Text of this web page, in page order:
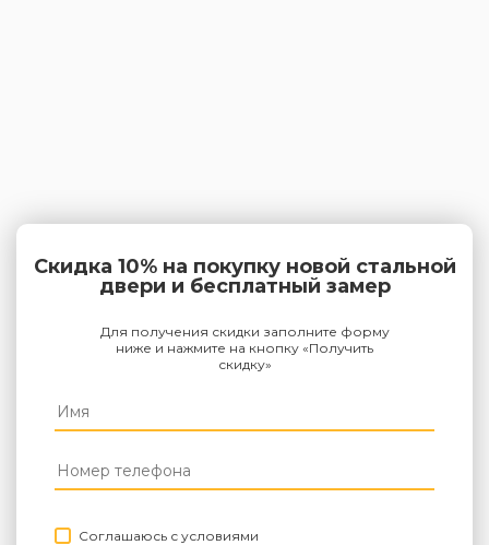
Скидка 10% на покупку новой стальной
двери и бесплатный замер
Для получения скидки заполните форму
ниже и нажмите на кнопку «Получить
скидку»
Соглашаюсь с условиями